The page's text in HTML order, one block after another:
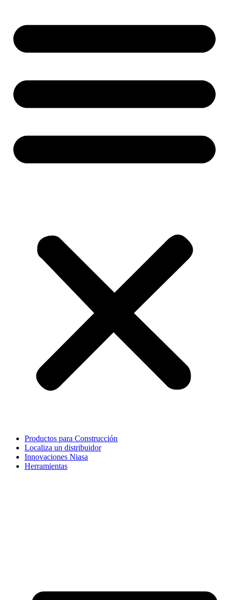
Productos para Construcción
Localiza un distribuidor
Innovaciones Niasa
Herramientas